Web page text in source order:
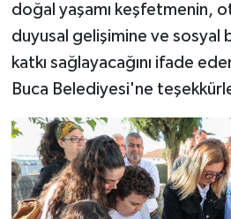
doğal yaşamı keşfetmenin,
duyusal gelişimine ve sosyal
katkı sağlayacağını ifade
Buca Belediyesi'ne